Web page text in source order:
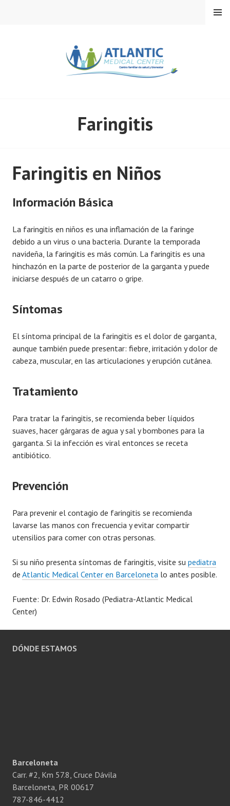
CENTER
MENU
Faringitis
Faringitis en Niños
Información Básica
La faringitis en niños es una inflamación de la faringe
debido a un virus o una bacteria. Durante la temporada
navideña, la faringitis es más común. La faringitis es una
hinchazón en la parte de posterior de la garganta y puede
iniciarse después de un catarro o gripe.
Síntomas
El síntoma principal de la faringitis es el dolor de garganta,
aunque también puede presentar: fiebre, irritación y dolor de
cabeza, muscular, en las articulaciones y erupción cutánea.
Tratamiento
Para tratar la faringitis, se recomienda beber líquidos
suaves, hacer gárgaras de agua y sal y bombones para la
garganta. Si la infección es viral entonces se receta
antibiótico.
Prevención
Para prevenir el contagio de faringitis se recomienda
lavarse las manos con frecuencia y evitar compartir
utensilios para comer con otras personas.
Si su niño presenta síntomas de faringitis, visite su pediatra
de Atlantic Medical Center en Barceloneta lo antes posible.
Fuente: Dr. Edwin Rosado (Pediatra-Atlantic Medical
Center)
DÓNDE ESTAMOS
Barceloneta
Carr. #2, Km 57.8, Cruce Dávila
Barceloneta, PR 00617
787-846-4412